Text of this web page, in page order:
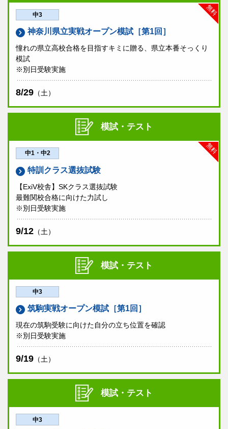
無料
中3
神奈川県立実戦オープン模試［第1回］
憧れの県立高校合格を目指すキミに贈る、県立本番そっくり
模試
※別日受験実施
8/29 （土）
模試・テスト
無料
中1・中2
特訓クラス選抜試験
【ExiV校舎】SKクラス選抜試験
最難関校合格に向けた力試し
※別日受験実施
9/12 （土）
模試・テスト
中3
筑駒実戦オープン模試［第1回］
現在の筑駒受験に向けた自分の立ち位置を確認
※別日受験実施
9/19 （土）
模試・テスト
中3